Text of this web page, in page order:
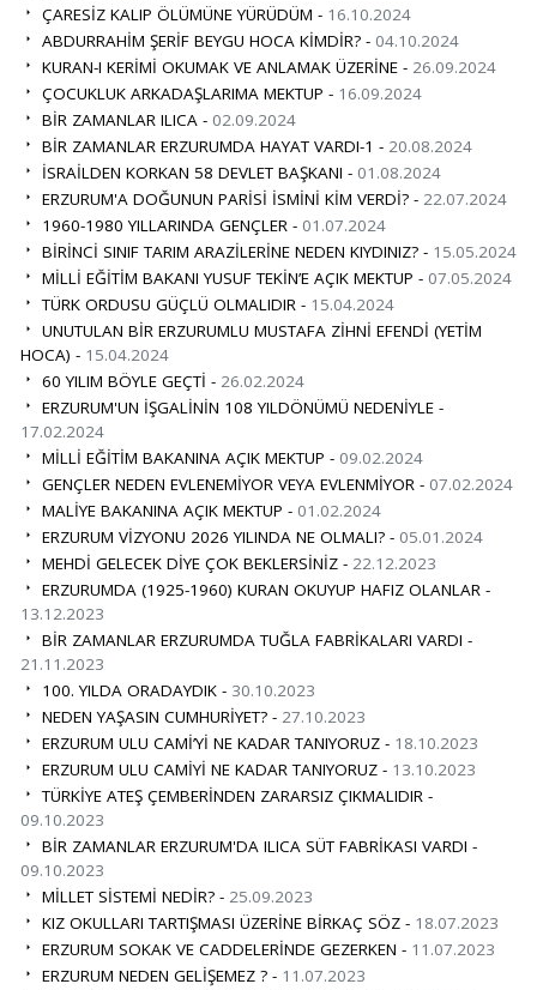
ÇARESİZ KALIP ÖLÜMÜNE YÜRÜDÜM - 16.10.2024
ABDURRAHİM ŞERİF BEYGU HOCA KİMDİR? - 04.10.2024
KURAN-I KERİMİ OKUMAK VE ANLAMAK ÜZERİNE - 26.09.2024
ÇOCUKLUK ARKADAŞLARIMA MEKTUP - 16.09.2024
BİR ZAMANLAR ILICA - 02.09.2024
BİR ZAMANLAR ERZURUMDA HAYAT VARDI-1 - 20.08.2024
İSRAİLDEN KORKAN 58 DEVLET BAŞKANI - 01.08.2024
ERZURUM'A DOĞUNUN PARİSİ İSMİNİ KİM VERDİ? - 22.07.2024
1960-1980 YILLARINDA GENÇLER - 01.07.2024
BİRİNCİ SINIF TARIM ARAZİLERİNE NEDEN KIYDINIZ? - 15.05.2024
MİLLİ EĞİTİM BAKANI YUSUF TEKİN’E AÇIK MEKTUP - 07.05.2024
TÜRK ORDUSU GÜÇLÜ OLMALIDIR - 15.04.2024
UNUTULAN BİR ERZURUMLU MUSTAFA ZİHNİ EFENDİ (YETİM
HOCA) - 15.04.2024
60 YILIM BÖYLE GEÇTİ - 26.02.2024
ERZURUM'UN İŞGALİNİN 108 YILDÖNÜMÜ NEDENİYLE -
17.02.2024
MİLLİ EĞİTİM BAKANINA AÇIK MEKTUP - 09.02.2024
GENÇLER NEDEN EVLENEMİYOR VEYA EVLENMİYOR - 07.02.2024
MALİYE BAKANINA AÇIK MEKTUP - 01.02.2024
ERZURUM VİZYONU 2026 YILINDA NE OLMALI? - 05.01.2024
MEHDİ GELECEK DİYE ÇOK BEKLERSİNİZ - 22.12.2023
ERZURUMDA (1925-1960) KURAN OKUYUP HAFIZ OLANLAR -
13.12.2023
BİR ZAMANLAR ERZURUMDA TUĞLA FABRİKALARI VARDI -
21.11.2023
100. YILDA ORADAYDIK - 30.10.2023
NEDEN YAŞASIN CUMHURİYET? - 27.10.2023
ERZURUM ULU CAMİ’Yİ NE KADAR TANIYORUZ - 18.10.2023
ERZURUM ULU CAMİYİ NE KADAR TANIYORUZ - 13.10.2023
TÜRKİYE ATEŞ ÇEMBERİNDEN ZARARSIZ ÇIKMALIDIR -
09.10.2023
BİR ZAMANLAR ERZURUM'DA ILICA SÜT FABRİKASI VARDI -
09.10.2023
MİLLET SİSTEMİ NEDİR? - 25.09.2023
KIZ OKULLARI TARTIŞMASI ÜZERİNE BİRKAÇ SÖZ - 18.07.2023
ERZURUM SOKAK VE CADDELERİNDE GEZERKEN - 11.07.2023
ERZURUM NEDEN GELİŞEMEZ ? - 11.07.2023